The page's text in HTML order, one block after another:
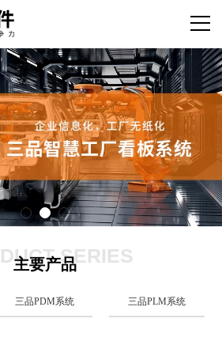
SERIES
主要产品
三品PDM系统 三品PLM系统